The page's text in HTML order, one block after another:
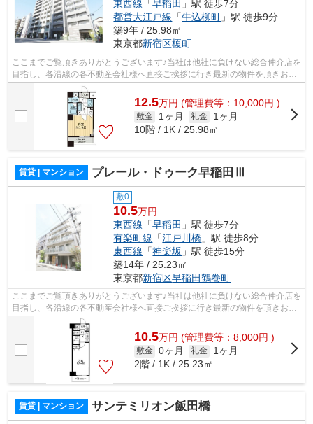
東西線 「早稲田 」駅 徒歩7分
都営大江戸線 「牛込柳町 」駅 徒歩9分
築9年 / 25.98㎡
東京都新宿区榎町
ここまでご覧頂きありがとうございます♪当社は他社に負けない総合仲介店を
目指し、各沿線の各不動産会社様へ直接ご挨拶に行き最新の物件を頂きお客
様へ提供しております！最新の情報は...
12.5万円 (管理費等：10,000円 )
敷金 1ヶ月 礼金
1ヶ月
10階 / 1K / 25.98㎡
賃貸 | マンション プレール・ドゥーク早稲田Ⅲ
敷0
10.5万円
東西線 「早稲田 」駅 徒歩7分
有楽町線 「江戸川橋 」駅 徒歩8分
東西線 「神楽坂 」駅 徒歩15分
築14年 / 25.23㎡
東京都新宿区早稲田鶴巻町
ここまでご覧頂きありがとうございます♪当社は他社に負けない総合仲介店を
目指し、各沿線の各不動産会社様へ直接ご挨拶に行き最新の物件を頂きお客
様へ提供しております！最新の情報は...
10.5万円 (管理費等：8,000円 )
敷金 0ヶ月 礼金
1ヶ月
2階 / 1K / 25.23㎡
賃貸 | マンション サンテミリオン飯田橋